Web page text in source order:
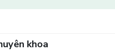
khoa